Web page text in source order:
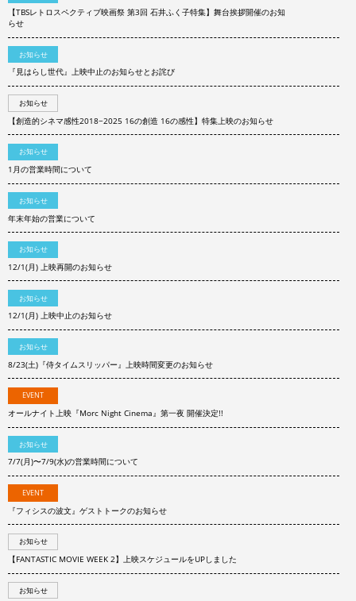
【TBSレトロスペクティブ映画祭 第3回 石井ふく子特集】舞台挨拶開催のお知
らせ
お知らせ
『見はらし世代』上映中止のお知らせとお詫び
お知らせ
【創造的シネマ感性2018−2025 16の創造 16の感性】特集上映のお知らせ
お知らせ
1月の営業時間について
お知らせ
年末年始の営業について
お知らせ
12/1(月) 上映再開のお知らせ
お知らせ
12/1(月) 上映中止のお知らせ
お知らせ
8/23(土)『侍タイムスリッパー』上映時間変更のお知らせ
EVENT
オールナイト上映『Morc Night Cinema』第一夜 開催決定!!
お知らせ
7/7(月)〜7/9(水)の営業時間について
EVENT
『フィシスの波文』ゲストトークのお知らせ
お知らせ
【FANTASTIC MOVIE WEEK 2】上映スケジュールをUPしました
お知らせ